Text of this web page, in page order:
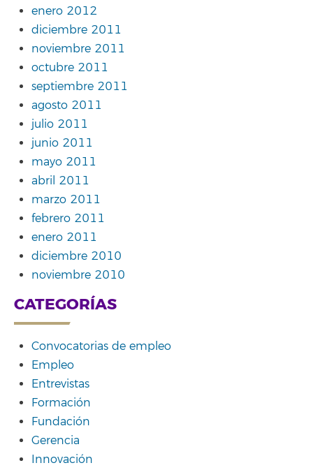
enero 2012
diciembre 2011
noviembre 2011
octubre 2011
septiembre 2011
agosto 2011
julio 2011
junio 2011
mayo 2011
abril 2011
marzo 2011
febrero 2011
enero 2011
diciembre 2010
noviembre 2010
CATEGORÍAS
Convocatorias de empleo
Empleo
Entrevistas
Formación
Fundación
Gerencia
Innovación